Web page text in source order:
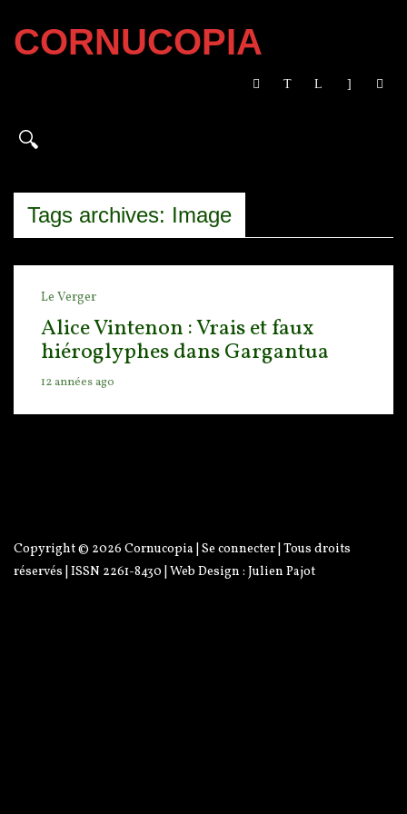
CORNUCOPIA
Tags archives: Image
Le Verger
Alice Vintenon : Vrais et faux
hiéroglyphes dans Gargantua
12 années ago
Copyright © 2026 Cornucopia Se connecter | Tous droits
réservés | ISSN 2261-8430 | Web Design : Julien Pajot